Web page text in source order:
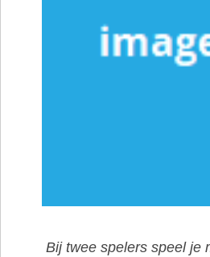
Bij twee spelers speel je